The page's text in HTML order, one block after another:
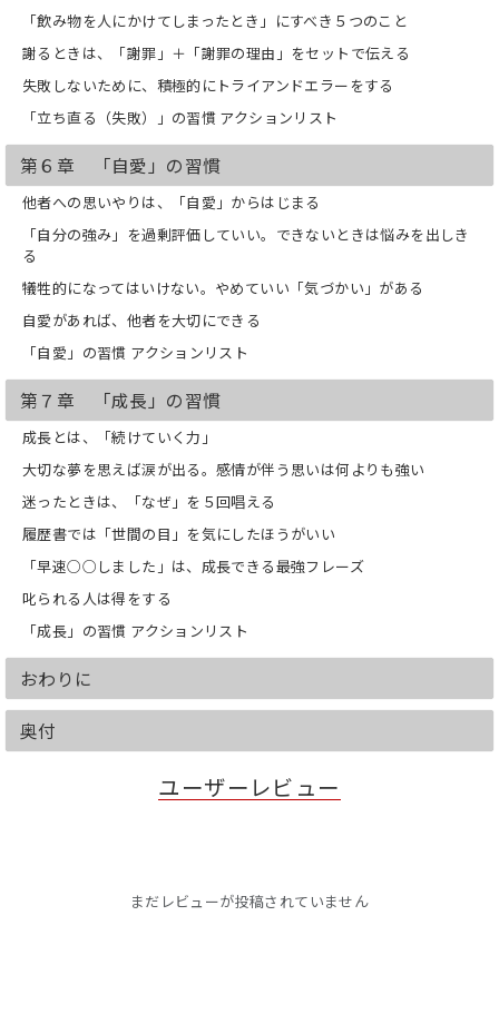
「飲み物を人にかけてしまったとき」にすべき５つのこと
謝るときは、「謝罪」＋「謝罪の理由」をセットで伝える
失敗しないために、積極的にトライアンドエラーをする
「立ち直る（失敗）」の習慣 アクションリスト
第６章 「自愛」の習慣
他者への思いやりは、「自愛」からはじまる
「自分の強み」を過剰評価していい。できないときは悩みを出しき
る
犠牲的になってはいけない。やめていい「気づかい」がある
自愛があれば、他者を大切にできる
「自愛」の習慣 アクションリスト
第７章 「成長」の習慣
成長とは、「続けていく力」
大切な夢を思えば涙が出る。感情が伴う思いは何よりも強い
迷ったときは、「なぜ」を５回唱える
履歴書では「世間の目」を気にしたほうがいい
「早速○○しました」は、成長できる最強フレーズ
叱られる人は得をする
「成長」の習慣 アクションリスト
おわりに
奥付
ユーザーレビュー
まだレビューが投稿されていません